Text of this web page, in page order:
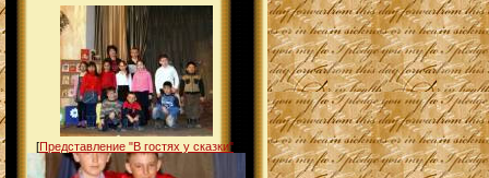
[Представление "В гостях у сказки"